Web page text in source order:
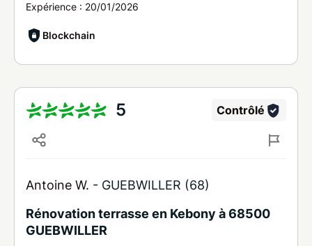
Expérience : 20/01/2026
Blockchain
5 Contrôlé
Antoine W. - GUEBWILLER (68)
Rénovation terrasse en Kebony à 68500
GUEBWILLER